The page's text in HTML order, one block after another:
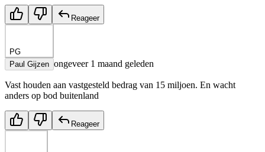
Reageer
PG
Paul Gijzen ongeveer 1 maand geleden
Vast houden aan vastgesteld bedrag van 15 miljoen. En wacht
anders op bod buitenland
Reageer